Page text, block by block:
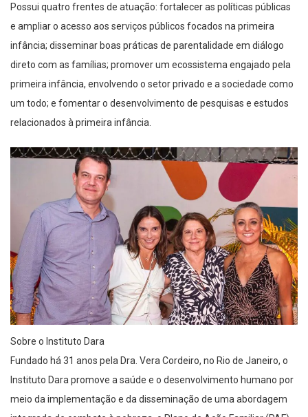
Possui quatro frentes de atuação: fortalecer as políticas públicas
e ampliar o acesso aos serviços públicos focados na primeira
infância; disseminar boas práticas de parentalidade em diálogo
direto com as famílias; promover um ecossistema engajado pela
primeira infância, envolvendo o setor privado e a sociedade como
um todo; e fomentar o desenvolvimento de pesquisas e estudos
relacionados à primeira infância.
Sobre o Instituto Dara
Fundado há 31 anos pela Dra. Vera Cordeiro, no Rio de Janeiro, o
Instituto Dara promove a saúde e o desenvolvimento humano por
meio da implementação e da disseminação de uma abordagem